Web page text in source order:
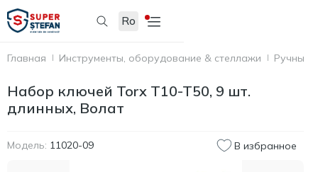
Ro
Главная Инструменты, оборудование & стеллажи Ручные
Набор ключей Torx T10-T50, 9 шт.
длинных, Волат
Модель: 11020-09 В избранное